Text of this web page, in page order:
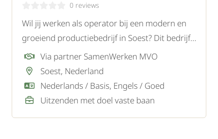
0 reviews
Wil jij werken als operator bij een modern en
groeiend productiebedrijf in Soest? Dit bedrijf
maakt industriële vloeistoffen en verpakt deze
in flessen en flacons voor distributie naar
groothandels en andere afnemers.
Via partner SamenWerken MVO
Soest, Nederland
Nederlands / Basis, Engels / Goed
Uitzenden met doel vaste baan